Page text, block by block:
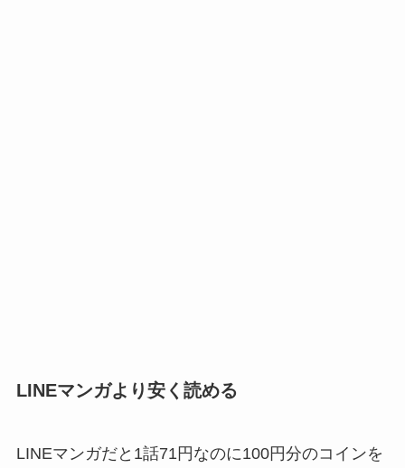
LINEマンガより安く読める
LINEマンガだと1話71円なのに100円分のコインを